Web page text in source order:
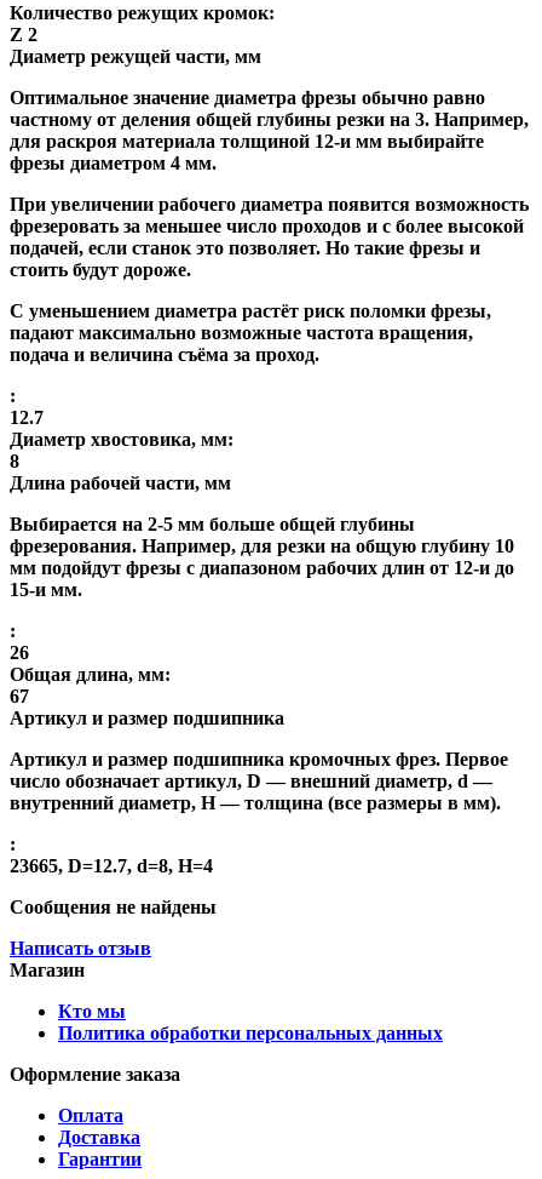
Количество режущих кромок:
Z 2
Диаметр режущей части, мм
Оптимальное значение диаметра фрезы обычно равно
частному от деления общей глубины резки на 3. Например,
для раскроя материала толщиной 12-и мм выбирайте
фрезы диаметром 4 мм.
При увеличении рабочего диаметра появится возможность
фрезеровать за меньшее число проходов и с более высокой
подачей, если станок это позволяет. Но такие фрезы и
стоить будут дороже.
С уменьшением диаметра растёт риск поломки фрезы,
падают максимально возможные частота вращения,
подача и величина съёма за проход.
:
12.7
Диаметр хвостовика, мм:
8
Длина рабочей части, мм
Выбирается на 2-5 мм больше общей глубины
фрезерования. Например, для резки на общую глубину 10
мм подойдут фрезы с диапазоном рабочих длин от 12-и до
15-и мм.
:
26
Общая длина, мм:
67
Артикул и размер подшипника
Артикул и размер подшипника кромочных фрез. Первое
число обозначает артикул, D — внешний диаметр, d —
внутренний диаметр, H — толщина (все размеры в мм).
:
23665, D=12.7, d=8, H=4
Сообщения не найдены
Написать отзыв
Магазин
Кто мы
Политика обработки персональных данных
Оформление заказа
Оплата
Доставка
Гарантии